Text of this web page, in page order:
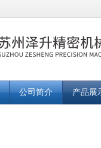
公司简介 产品展